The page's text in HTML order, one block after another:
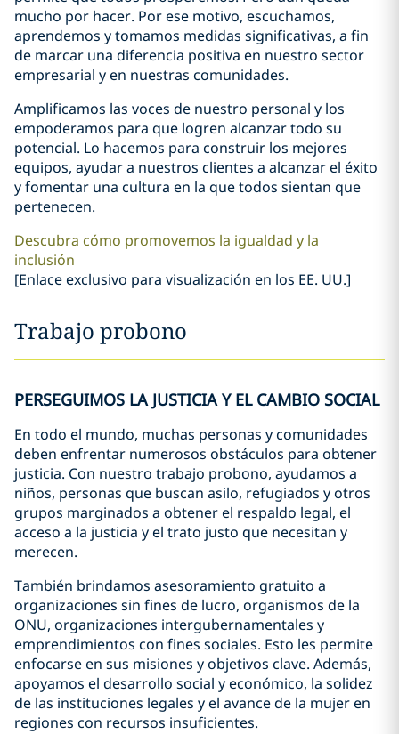
mucho por hacer. Por ese motivo, escuchamos,
aprendemos y tomamos medidas significativas, a fin
de marcar una diferencia positiva en nuestro sector
empresarial y en nuestras comunidades.
Amplificamos las voces de nuestro personal y los
empoderamos para que logren alcanzar todo su
potencial. Lo hacemos para construir los mejores
equipos, ayudar a nuestros clientes a alcanzar el éxito
y fomentar una cultura en la que todos sientan que
pertenecen.
Descubra cómo promovemos la igualdad y la
inclusión
[Enlace exclusivo para visualización en los EE. UU.]
Trabajo probono
PERSEGUIMOS LA JUSTICIA Y EL CAMBIO SOCIAL
En todo el mundo, muchas personas y comunidades
deben enfrentar numerosos obstáculos para obtener
justicia. Con nuestro trabajo probono, ayudamos a
niños, personas que buscan asilo, refugiados y otros
grupos marginados a obtener el respaldo legal, el
acceso a la justicia y el trato justo que necesitan y
merecen.
También brindamos asesoramiento gratuito a
organizaciones sin fines de lucro, organismos de la
ONU, organizaciones intergubernamentales y
emprendimientos con fines sociales. Esto les permite
enfocarse en sus misiones y objetivos clave. Además,
apoyamos el desarrollo social y económico, la solidez
de las instituciones legales y el avance de la mujer en
regiones con recursos insuficientes.